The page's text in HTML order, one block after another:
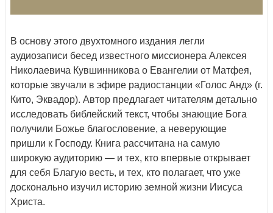
В основу этого двухтомного издания легли
аудиозаписи бесед известного миссионера Алексея
Николаевича Кувшинникова о Евангелии от Матфея,
которые звучали в эфире радиостанции «Голос Анд» (г.
Кито, Эквадор). Автор предлагает читателям детально
исследовать библейский текст, чтобы знающие Бога
получили Божье благословение, а неверующие
пришли к Господу. Книга рассчитана на самую
широкую аудиторию — и тех, кто впервые открывает
для себя Благую весть, и тех, кто полагает, что уже
досконально изучил историю земной жизни Иисуса
Христа.